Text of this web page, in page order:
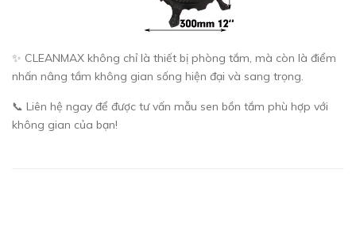
✨ CLEANMAX không chỉ là thiết bị phòng tắm, mà còn là điểm
nhấn nâng tầm không gian sống hiện đại và sang trọng.
📞 Liên hệ ngay để được tư vấn mẫu sen bồn tắm phù hợp với
không gian của bạn!